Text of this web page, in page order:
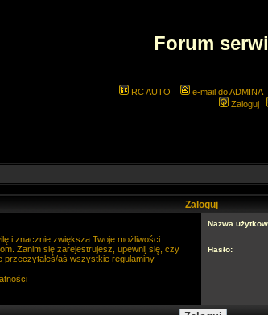
Forum
RC AUTO e-mail do ADMINA
Zaloguj
Zaloguj
i znacznie zwiększa Twoje możliwości.
Zanim się zarejestrujesz, upewnij się, czy
aś wszystkie regulaminy
Nazwa
Hasło: